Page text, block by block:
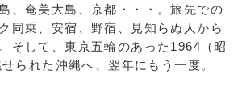
、奄美大島、京都・・・。旅先での
同乗、安宿、野宿、見知らぬ人から
そして、東京五輪のあった1964（昭
られた沖縄へ、翌年にもう一度。